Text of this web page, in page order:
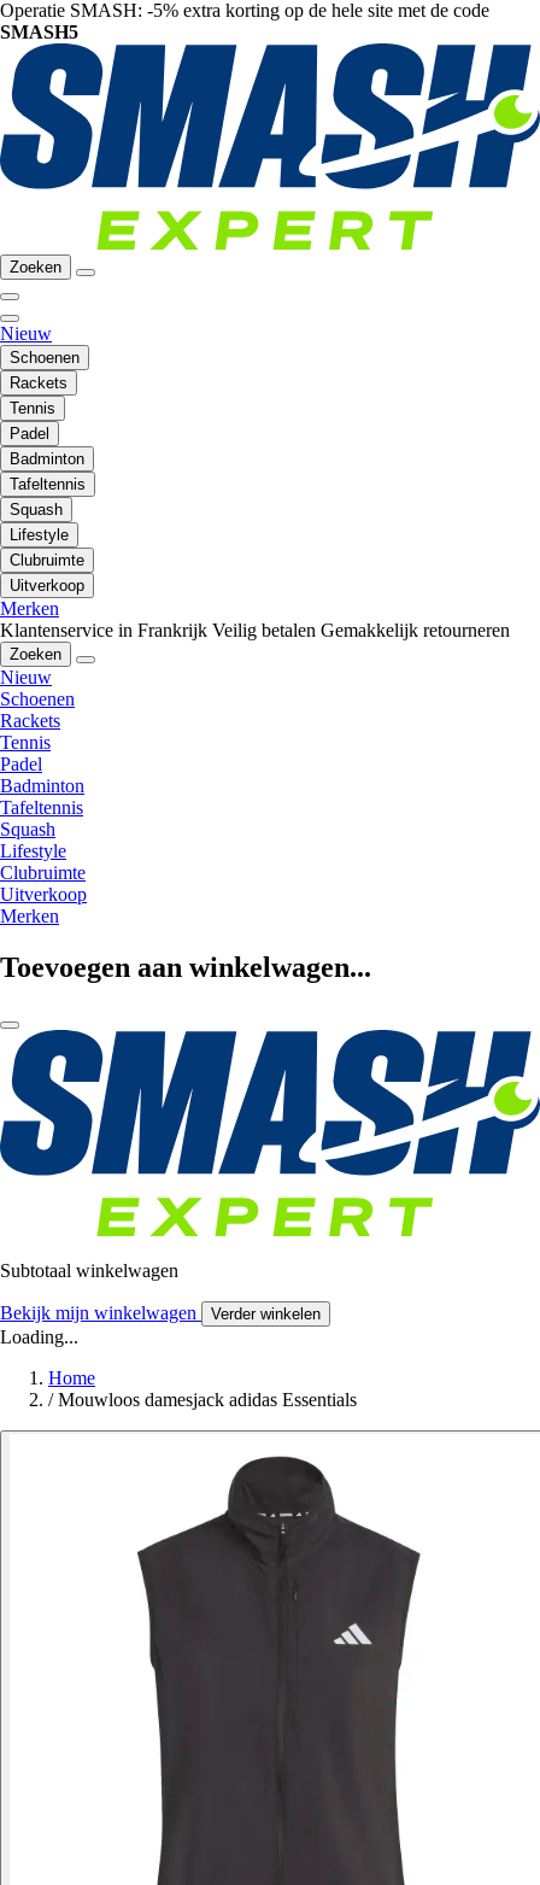
Operatie SMASH: -5% extra korting op de hele site met de code
SMASH5
Zoeken
Nieuw
Schoenen
Rackets
Tennis
Padel
Badminton
Tafeltennis
Squash
Lifestyle
Clubruimte
Uitverkoop
Merken
Klantenservice in Frankrijk Veilig betalen Gemakkelijk retourneren
Zoeken
Nieuw
Schoenen
Rackets
Tennis
Padel
Badminton
Tafeltennis
Squash
Lifestyle
Clubruimte
Uitverkoop
Merken
Toevoegen aan winkelwagen...
Subtotaal winkelwagen
Bekijk mijn winkelwagen Verder winkelen
Loading...
Home
/ Mouwloos damesjack adidas Essentials